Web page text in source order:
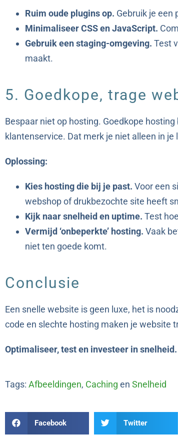
Ruim oude plugins op. Gebruik je een
Minimaliseer CSS en JavaScript.
Gebruik een staging-omgeving. Test
maakt.
5. Goedkope, trage
Bespaar niet op hosting. Goedkope
klantenservice. Dat merk je niet alleen in
Oplossing:
Kies hosting die bij je past. Voor een
webshop of drukbezochte site heeft
Kijk naar snelheid en uptime. Test
Vermijd ‘onbeperkte’ hosting. Vaak
niet ten goede komt.
Conclusie
Een snelle website is geen luxe, het is
code en slechte hosting maken je website
Optimaliseer, test en investeer in snelheid.
Tags: Afbeeldingen, Caching en Snelheid
Facebook Twitter